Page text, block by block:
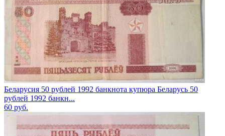
Беларусия 50 рублей 1992 банкнота купюра Беларусь 50
рублей 1992 банкн...
60 руб.